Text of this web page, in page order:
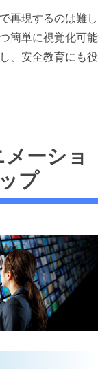
再現するのは難し
簡単に視覚化可能
、安全教育にも役
ーショ
プ